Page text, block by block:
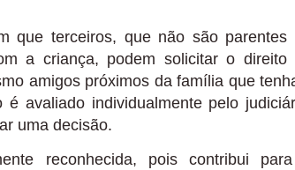
que terceiros, que não são parentes
a criança, podem solicitar o direito
amigos próximos da família que
avaliado individualmente pelo
uma decisão.
reconhecida, pois contribui